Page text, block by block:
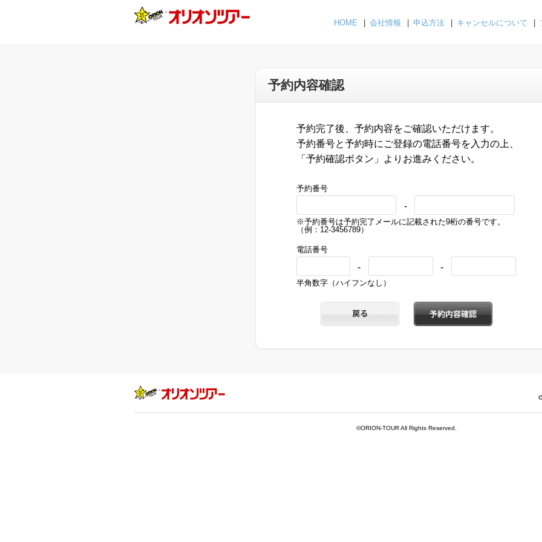
HOME 会社情報 申込方法 キャンセルについて
予約内容確認
予約完了後、予約内容をご確認いただけます。
予約番号と予約時にご登録の電話番号を入力の上、
「予約確認ボタン」よりお進みください。
予約番号
-
※予約番号は予約完了メールに記載された9桁の番号です。
（例：12-3456789）
電話番号
- -
半角数字（ハイフンなし）
©ORION-TOUR All Rights Reserved.